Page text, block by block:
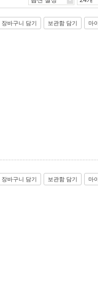
장바구니 담기 보관함 담기 마
장바구니 담기 보관함 담기 마